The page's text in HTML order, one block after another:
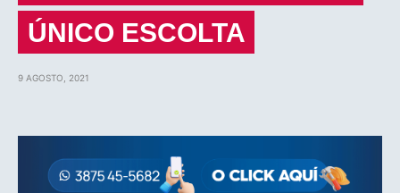
ÚNICO ESCOLTA
9 AGOSTO, 2021